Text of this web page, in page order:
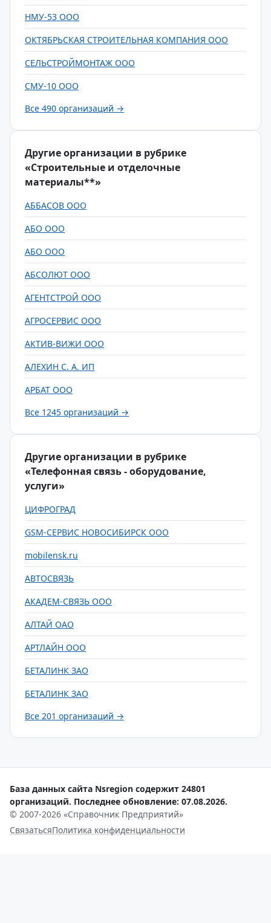
НМУ-53 ООО
ОКТЯБРЬСКАЯ СТРОИТЕЛЬНАЯ КОМПАНИЯ ООО
СЕЛЬСТРОЙМОНТАЖ ООО
СМУ-10 ООО
Все 490 организаций →
Другие организации в рубрике
«Строительные и отделочные
материалы**»
АББАСОВ ООО
АБО ООО
АБО ООО
АБСОЛЮТ ООО
АГЕНТСТРОЙ ООО
АГРОСЕРВИС ООО
АКТИВ-ВИЖИ ООО
АЛЕХИН С. А. ИП
АРБАТ ООО
Все 1245 организаций →
Другие организации в рубрике
«Телефонная связь - оборудование,
услуги»
ЦИФРОГРАД
GSM-СЕРВИС НОВОСИБИРСК ООО
mobilensk.ru
АВТОСВЯЗЬ
АКАДЕМ-СВЯЗЬ ООО
АЛТАЙ ОАО
АРТЛАЙН ООО
БЕТАЛИНК ЗАО
БЕТАЛИНК ЗАО
Все 201 организаций →
База данных сайта Nsregion содержит 24801
организаций. Последнее обновление: 07.08.2026.
© 2007-2026 «Справочник Предприятий»
СвязатьсяПолитика конфиденциальности